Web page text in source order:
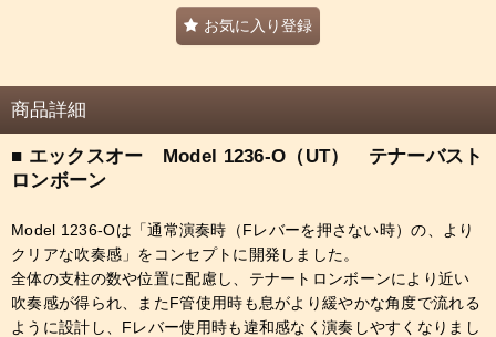
お気に入り登録
商品詳細
■ エックスオー Model 1236-O（UT） テナーバスト
ロンボーン
Model 1236-Oは「通常演奏時（Fレバーを押さない時）の、より
クリアな吹奏感」をコンセプトに開発しました。
全体の支柱の数や位置に配慮し、テナートロンボーンにより近い
吹奏感が得られ、またF管使用時も息がより緩やかな角度で流れる
ように設計し、Fレバー使用時も違和感なく演奏しやすくなりまし